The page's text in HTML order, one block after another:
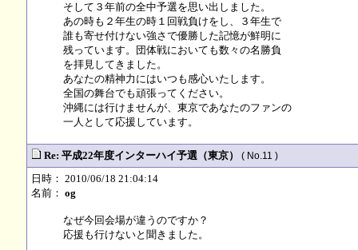
そして３年前の全中予選を思い出しました。
あの時も２年生の時１回戦負けをし、３年生で
誰も寄せ付けない強さで優勝した記憶が鮮明に
残っています。団体戦においても数々の名勝負
を拝見してきました。
あなたの精神力にはいつも感心いたします。
全国の舞台でも頑張ってください。
沖縄には行けませんが、東京であなたのファンの
一人として応援しています。
Re: 平成22年度インターハイ予選（東京） ( No.11 )
日時： 2010/06/18 21:04:14
名前： og
なぜ今回会場が違うのですか？
応援も行けないと聞きました。